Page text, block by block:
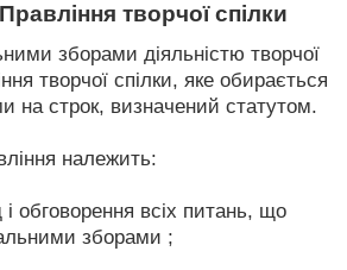
творчої спілки
зборами діяльністю творчої
творчої спілки, яке обирається
на строк, визначений статутом.
належить:
і обговорення всіх питань, що
зборами ;